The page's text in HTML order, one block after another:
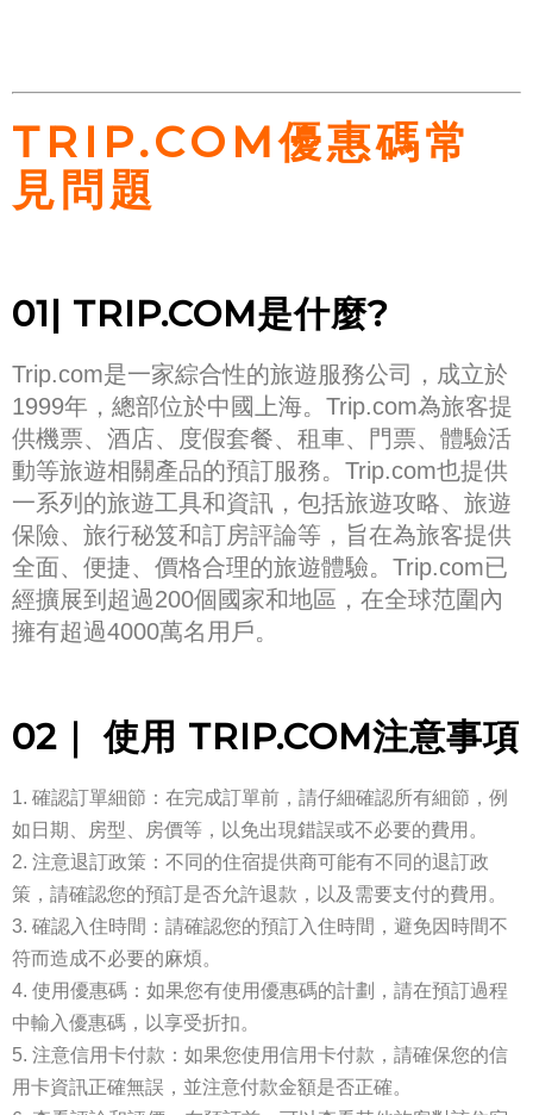
TRIP.COM優惠碼常
見問題
01| TRIP.COM是什麼?
Trip.com是一家綜合性的旅遊服務公司，成立於
1999年，總部位於中國上海。Trip.com為旅客提
供機票、酒店、度假套餐、租車、門票、體驗活
動等旅遊相關產品的預訂服務。Trip.com也提供
一系列的旅遊工具和資訊，包括旅遊攻略、旅遊
保險、旅行秘笈和訂房評論等，旨在為旅客提供
全面、便捷、價格合理的旅遊體驗。Trip.com已
經擴展到超過200個國家和地區，在全球范圍內
擁有超過4000萬名用戶。
02｜ 使用 TRIP.COM注意事項
確認訂單細節：在完成訂單前，請仔細確認所有細節，例
如日期、房型、房價等，以免出現錯誤或不必要的費用。
注意退訂政策：不同的住宿提供商可能有不同的退訂政
策，請確認您的預訂是否允許退款，以及需要支付的費用。
確認入住時間：請確認您的預訂入住時間，避免因時間不
符而造成不必要的麻煩。
使用優惠碼：如果您有使用優惠碼的計劃，請在預訂過程
中輸入優惠碼，以享受折扣。
注意信用卡付款：如果您使用信用卡付款，請確保您的信
用卡資訊正確無誤，並注意付款金額是否正確。